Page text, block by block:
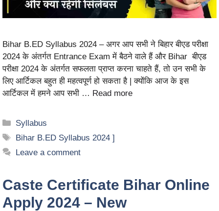
Bihar B.ED Syllabus 2024 – अगर आप सभी ने बिहार बीएड परीक्षा
2024 के अंतर्गत Entrance Exam में बैठने वाले हैं और Bihar बीएड
परीक्षा 2024 के अंतर्गत सफलता प्राप्त करना चाहते हैं, तो उन सभी के
लिए आर्टिकल बहुत ही महत्वपूर्ण हो सकता है | क्योंकि आज के इस
आर्टिकल में हमने आप सभी … Read more
Syllabus
Bihar B.ED Syllabus 2024 ]
Leave a comment
Caste Certificate Bihar Online
Apply 2024 – New